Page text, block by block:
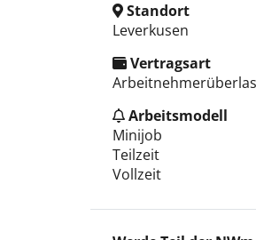
Standort
Leverkusen
Vertragsart
Arbeitsmodell
Minijob
Teilzeit
Vollzeit